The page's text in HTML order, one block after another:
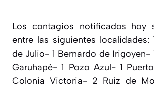
Los contagios notificados hoy
entre las siguientes localidades:
de Julio- 1 Bernardo de Irigoyen-
Garuhapé- 1 Pozo Azul- 1
Colonia Victoria- 2 Ruiz de